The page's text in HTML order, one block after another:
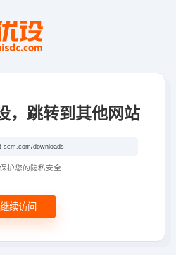
，跳转到其他网站
护您的隐私安全
继续访问